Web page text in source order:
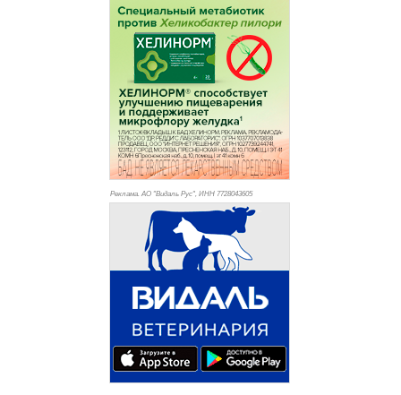
Реклама. АО "Видаль Рус", ИНН 7728043605